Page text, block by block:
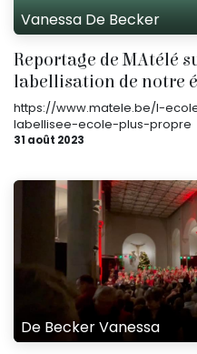
Vanessa De Becker
Reportage de MAtélé
labellisation de notre
https://www.matele.be/l-
labellisee-ecole-plus-propre
31 août 2023
De Becker Vanessa